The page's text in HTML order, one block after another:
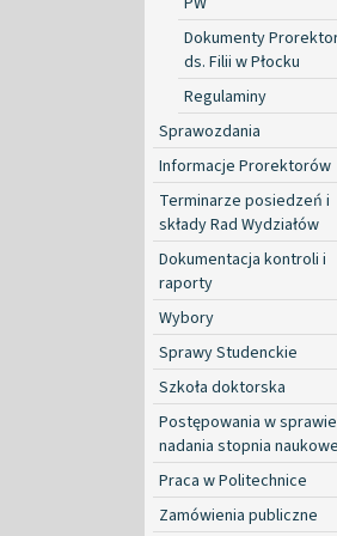
Dokumenty
ds. Filii w Płocku
Regulaminy
Sprawozdania
Informacje Prorektorów
Terminarze posiedzeń i
składy Rad Wydziałów
Dokumentacja kontroli i
raporty
Wybory
Sprawy Studenckie
Szkoła doktorska
Postępowania w sprawie
nadania stopnia
Praca w Politechnice
Zamówienia publiczne